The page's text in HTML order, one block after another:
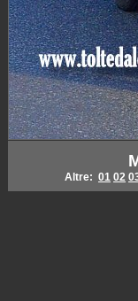
Altre: 01 02